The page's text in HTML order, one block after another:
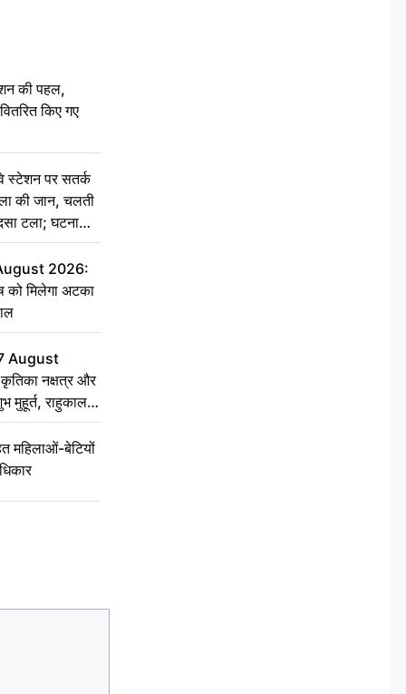
की पहल,
किए गए
पर सतर्क
की जान, चलती
टला; घटना
2026:
को मिलेगा अटका
August
नक्षत्र और
मुहूर्त, राहुकाल
बेटियों